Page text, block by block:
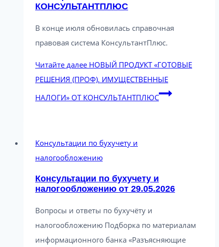
КОНСУЛЬТАНТПЛЮС
В конце июля обновилась справочная
правовая система КонсультантПлюс.
Читайте далее НОВЫЙ ПРОДУКТ «ГОТОВЫЕ
РЕШЕНИЯ (ПРОФ). ИМУЩЕСТВЕННЫЕ
НАЛОГИ» ОТ КОНСУЛЬТАНТПЛЮС
Консультации по бухучету и
налогообложению
Консультации по бухучету и
налогообложению от 29.05.2026
Вопросы и ответы по бухучёту и
налогообложению Подборка по материалам
информационного банка «Разъясняющие